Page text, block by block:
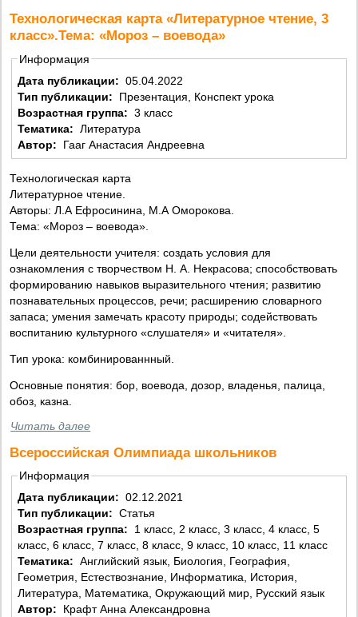
Технологическая карта «Литературное чтение, 3
класс».Тема: «Мороз – воевода»
Информация
Дата публикации: 05.04.2022
Тип публикации:
Презентация, Конспект урока
Возрастная группа: 3 класс
Тематика: Литература
Автор:
Гааг Анастасия Андреевна
Технологическая карта
Литературное чтение.
Авторы: Л.А Ефросинина, М.А Оморокова.
Тема: «Мороз – воевода».
Цели деятельности учителя: создать условия для
ознакомления с творчеством Н. А. Некрасова; способствовать
формированию навыков выразительного чтения; развитию
познавательных процессов, речи; расширению словарного
запаса; умения замечать красоту природы; содействовать
воспитанию культурного «слушателя» и «читателя».
Тип урока: комбинированнный.
Основные понятия: бор, воевода, дозор, владенья, палица,
обоз, казна.
Читать далее
Всероссийская Олимпиада школьников
Информация
Дата публикации: 02.12.2021
Тип публикации: Статья
Возрастная группа:
класс, 6 класс, 7 класс, 8 класс, 9 класс, 10 класс, 11 класс
Тематика: Английский язык, Биология, География,
Геометрия, Естествознание, Информатика, История,
Литература, Математика, Окружающий мир, Русский язык
Автор:
Крафт Анна Александровна